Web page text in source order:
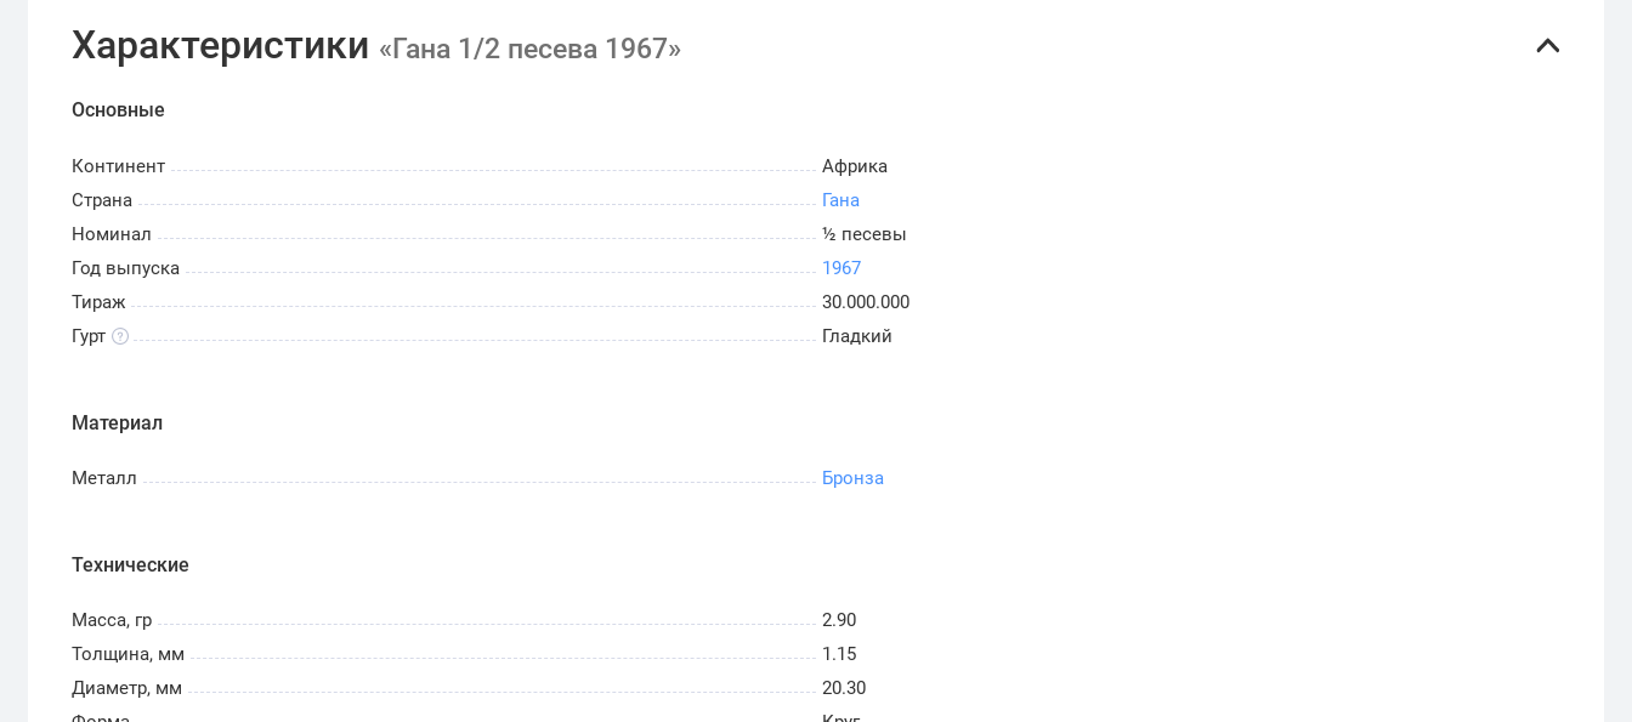
Характеристики «Гана 1/2 песева 1967»
Основные
Континент
Африка
Страна
Гана
Номинал
½ песевы
Год выпуска
1967
Тираж
30.000.000
Гурт
Гладкий
Материал
Металл Бронза
Технические
Масса, гр
2.90
Толщина, мм
1.15
Диаметр, мм
20.30